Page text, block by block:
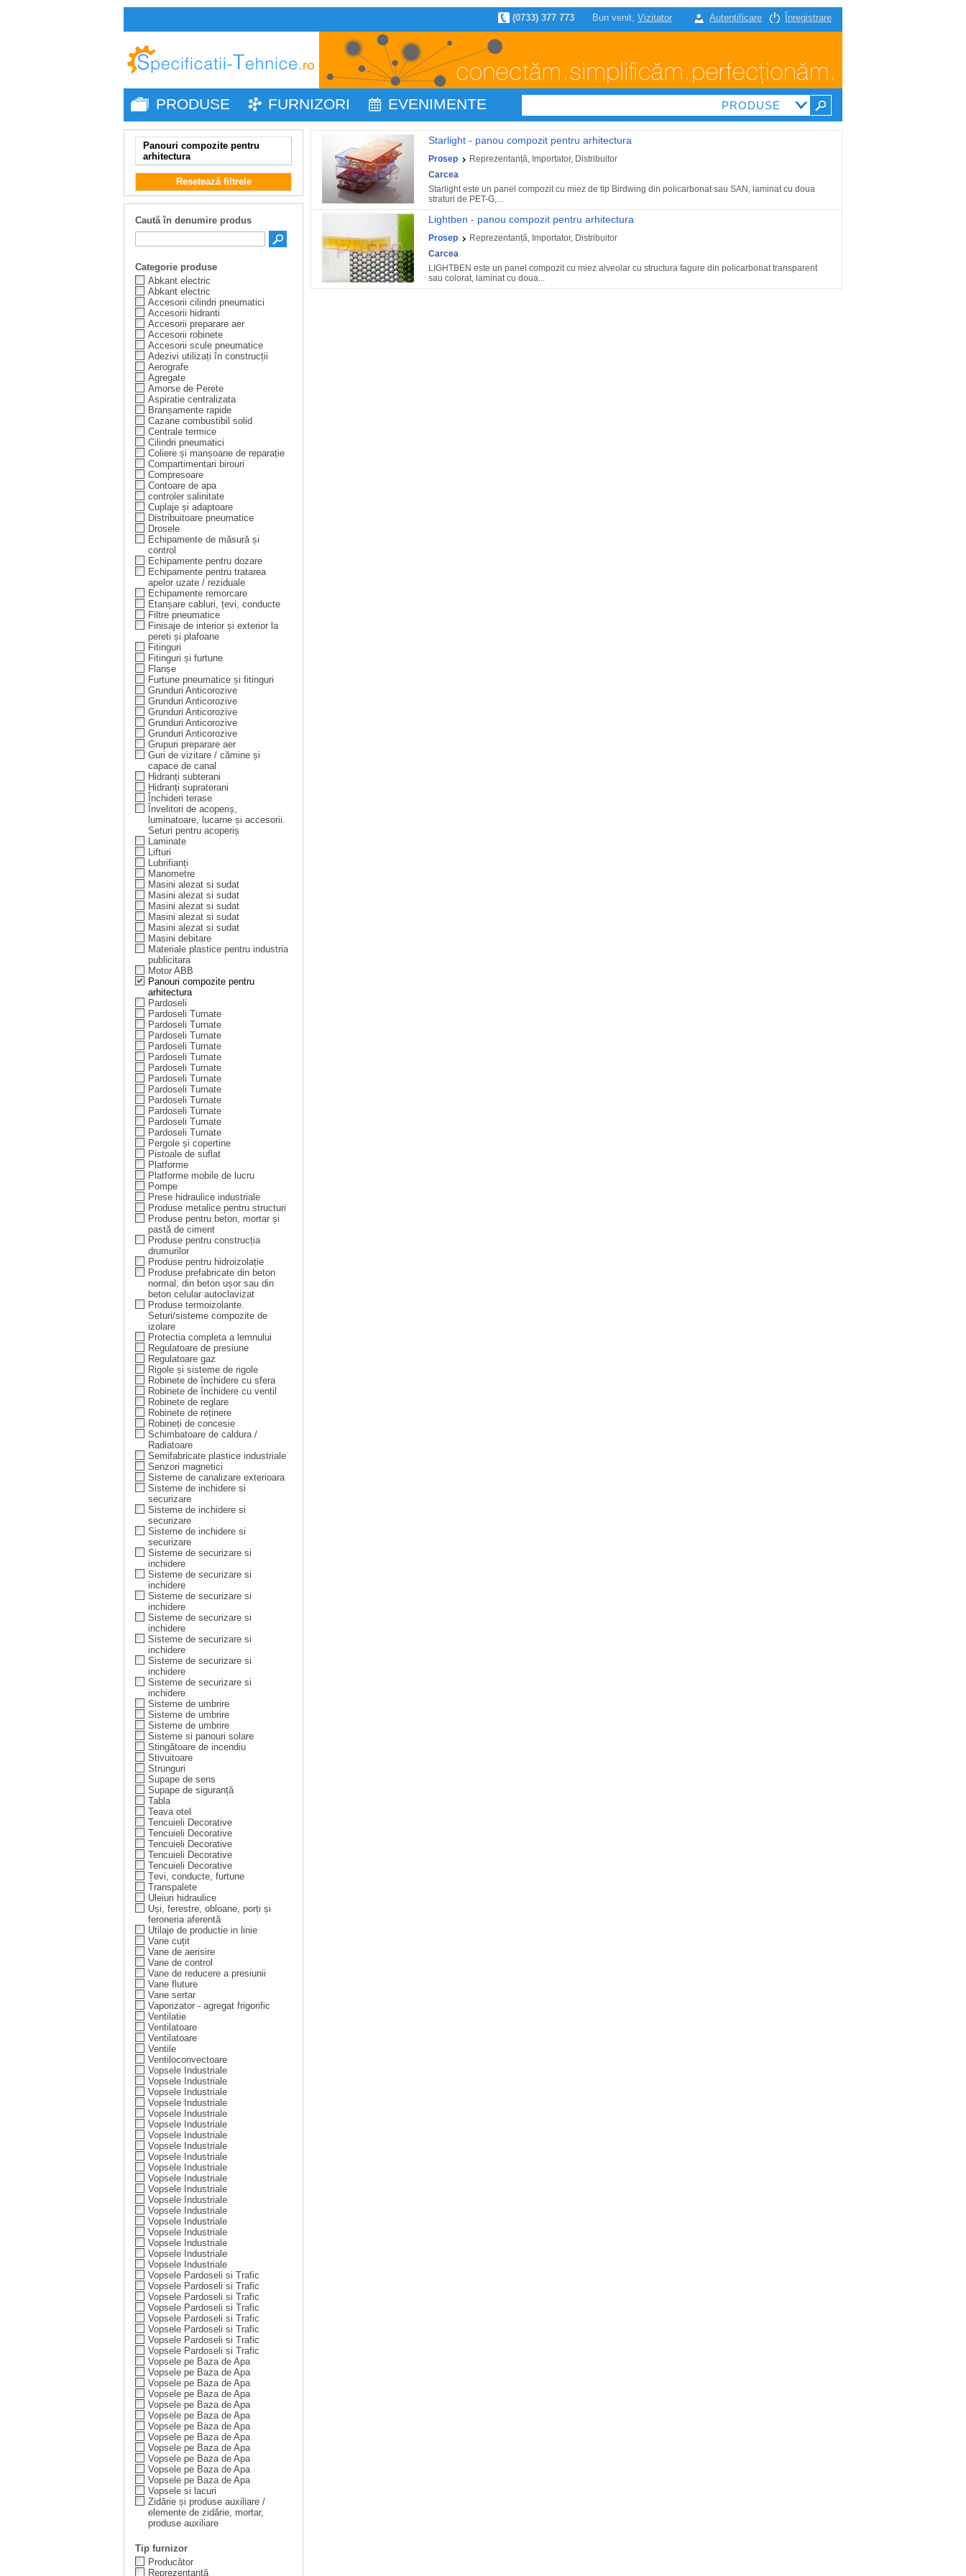
Înregistrare
Autentificare
Bun venit, Vizitator
(0733) 377 773
PRODUSE FURNIZORI EVENIMENTE
Panouri compozite pentru
arhitectura
Resetează filtrele
Caută în denumire produs
Categorie produse
Abkant electric
Abkant electric
Accesorii cilindri pneumatici
Accesorii hidranti
Accesorii preparare aer
Accesorii robinete
Accesorii scule pneumatice
Adezivi utilizați în construcții
Aerografe
Agregate
Amorse de Perete
Aspiratie centralizata
Branșamente rapide
Cazane combustibil solid
Centrale termice
Cilindri pneumatici
Coliere și manșoane de reparație
Compartimentari birouri
Compresoare
Contoare de apa
controler salinitate
Cuplaje și adaptoare
Distribuitoare pneumatice
Drosele
Echipamente de măsură și
control
Echipamente pentru dozare
Echipamente pentru tratarea
apelor uzate / reziduale
Echipamente remorcare
Etanșare cabluri, țevi, conducte
Filtre pneumatice
Finisaje de interior și exterior la
pereti și plafoane
Fitinguri
Fitinguri și furtune
Flanșe
Furtune pneumatice și fitinguri
Grunduri Anticorozive
Grunduri Anticorozive
Grunduri Anticorozive
Grunduri Anticorozive
Grunduri Anticorozive
Grupuri preparare aer
Guri de vizitare / cămine și
capace de canal
Hidranți subterani
Hidranți supraterani
Închideri terase
Învelitori de acoperiș,
luminatoare, lucarne și accesorii.
Seturi pentru acoperiș
Laminate
Lifturi
Lubrifianți
Manometre
Masini alezat si sudat
Masini alezat si sudat
Masini alezat si sudat
Masini alezat si sudat
Masini alezat si sudat
Masini debitare
Materiale plastice pentru industria
publicitara
Motor ABB
Panouri compozite pentru
arhitectura
Pardoseli
Pardoseli Turnate
Pardoseli Turnate
Pardoseli Turnate
Pardoseli Turnate
Pardoseli Turnate
Pardoseli Turnate
Pardoseli Turnate
Pardoseli Turnate
Pardoseli Turnate
Pardoseli Turnate
Pardoseli Turnate
Pardoseli Turnate
Pergole și copertine
Pistoale de suflat
Platforme
Platforme mobile de lucru
Pompe
Prese hidraulice industriale
Produse metalice pentru structuri
Produse pentru beton, mortar și
pastă de ciment
Produse pentru construcția
drumurilor
Produse pentru hidroizolație
Produse prefabricate din beton
normal, din beton ușor sau din
beton celular autoclavizat
Produse termoizolante.
Seturi/sisteme compozite de
izolare
Protectia completa a lemnului
Regulatoare de presiune
Regulatoare gaz
Rigole și sisteme de rigole
Robinete de închidere cu sfera
Robinete de închidere cu ventil
Robinete de reglare
Robinete de reținere
Robineți de concesie
Schimbatoare de caldura /
Radiatoare
Semifabricate plastice industriale
Senzori magnetici
Sisteme de canalizare exterioara
Sisteme de inchidere si
securizare
Sisteme de inchidere si
securizare
Sisteme de inchidere si
securizare
Sisteme de securizare si
inchidere
Sisteme de securizare si
inchidere
Sisteme de securizare si
inchidere
Sisteme de securizare si
inchidere
Sisteme de securizare si
inchidere
Sisteme de securizare si
inchidere
Sisteme de securizare si
inchidere
Sisteme de umbrire
Sisteme de umbrire
Sisteme de umbrire
Sisteme si panouri solare
Stingătoare de incendiu
Stivuitoare
Strunguri
Supape de sens
Supape de siguranță
Tabla
Teava otel
Tencuieli Decorative
Tencuieli Decorative
Tencuieli Decorative
Tencuieli Decorative
Tencuieli Decorative
Țevi, conducte, furtune
Transpalete
Uleiuri hidraulice
Uși, ferestre, obloane, porți și
feroneria aferentă
Utilaje de productie in linie
Vane cuțit
Vane de aerisire
Vane de control
Vane de reducere a presiunii
Vane fluture
Vane sertar
Vaporizator - agregat frigorific
Ventilatie
Ventilatoare
Ventilatoare
Ventile
Ventiloconvectoare
Vopsele Industriale
Vopsele Industriale
Vopsele Industriale
Vopsele Industriale
Vopsele Industriale
Vopsele Industriale
Vopsele Industriale
Vopsele Industriale
Vopsele Industriale
Vopsele Industriale
Vopsele Industriale
Vopsele Industriale
Vopsele Industriale
Vopsele Industriale
Vopsele Industriale
Vopsele Industriale
Vopsele Industriale
Vopsele Industriale
Vopsele Industriale
Vopsele Pardoseli si Trafic
Vopsele Pardoseli si Trafic
Vopsele Pardoseli si Trafic
Vopsele Pardoseli si Trafic
Vopsele Pardoseli si Trafic
Vopsele Pardoseli si Trafic
Vopsele Pardoseli si Trafic
Vopsele Pardoseli si Trafic
Vopsele pe Baza de Apa
Vopsele pe Baza de Apa
Vopsele pe Baza de Apa
Vopsele pe Baza de Apa
Vopsele pe Baza de Apa
Vopsele pe Baza de Apa
Vopsele pe Baza de Apa
Vopsele pe Baza de Apa
Vopsele pe Baza de Apa
Vopsele pe Baza de Apa
Vopsele pe Baza de Apa
Vopsele pe Baza de Apa
Vopsele si lacuri
Zidărie și produse auxiliare /
elemente de zidărie, mortar,
produse auxiliare
Tip furnizor
Producător
Reprezentanță
Starlight - panou compozit pentru arhitectura
Prosep
Reprezentanță, Importator, Distribuitor
Carcea
Starlight este un panel compozit cu miez de tip Birdwing din policarbonat sau SAN, laminat cu doua
straturi de PET-G,...
Lightben - panou compozit pentru arhitectura
Prosep
Reprezentanță, Importator, Distribuitor
Carcea
LIGHTBEN este un panel compozit cu miez alveolar cu structura fagure din policarbonat transparent
sau colorat, laminat cu doua...